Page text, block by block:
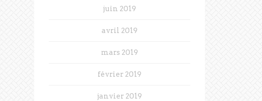
juin 2019
avril 2019
mars 2019
février 2019
janvier 2019